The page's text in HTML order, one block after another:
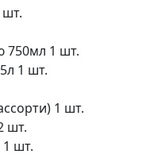
шт.
750мл 1 шт.
1 шт.
1 шт.
шт.
1 шт.